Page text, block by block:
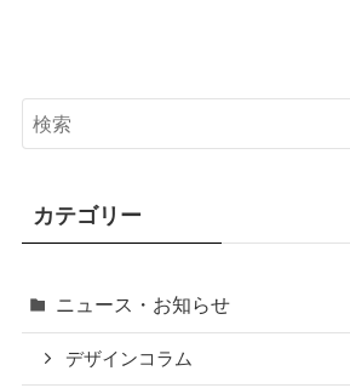
カテゴリー
ニュース・お知らせ
デザインコラム